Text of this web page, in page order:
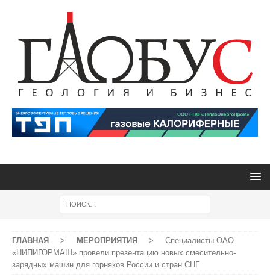
ГЛАВНАЯ > МЕРОПРИЯТИЯ >
Специалисты ОАО
«НИПИГОРМАШ» провели презентацию новых смесительно-
зарядных машин для горняков России и стран СНГ